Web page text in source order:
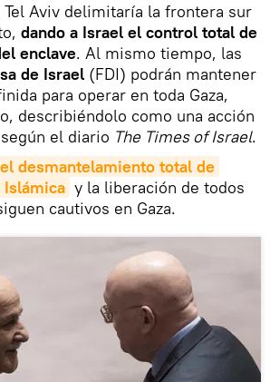
Aviv delimitaría la frontera sur
dando a Israel el control total de
enclave. Al mismo tiempo, las
de Israel (FDI) podrán mantener
para operar en toda Gaza,
describiéndolo como una acción
el diario The Times of Israel.
el desmantelamiento total de
Islámica y la liberación de todos
cautivos en Gaza.